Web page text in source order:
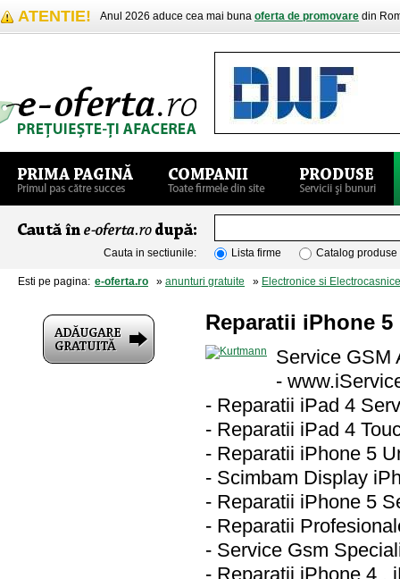
ATENTIE! Anul 2026 aduce cea mai buna oferta de promovare din
Cauta in sectiunile: Lista firme Catalog produse
Esti pe pagina: e-oferta.ro » anunturi gratuite » Electronice si Electrocasnice
Reparatii iPhone
Service GSM
-
- Reparatii iPad 4
- Reparatii iPad 4
- Reparatii iPhone 5
- Scimbam Display
- Reparatii iPhone 5
- Reparatii
- Service Gsm
- Reparatii iPhone 4 ,